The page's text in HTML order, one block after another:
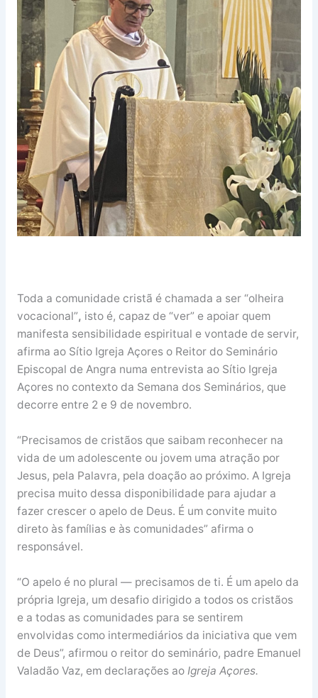
Toda a comunidade cristã é chamada a ser “olheira
vocacional”, isto é, capaz de “ver” e apoiar quem
manifesta sensibilidade espiritual e vontade de servir,
afirma ao Sítio Igreja Açores o Reitor do Seminário
Episcopal de Angra numa entrevista ao Sítio Igreja
Açores no contexto da Semana dos Seminários, que
decorre entre 2 e 9 de novembro.
“Precisamos de cristãos que saibam reconhecer na
vida de um adolescente ou jovem uma atração por
Jesus, pela Palavra, pela doação ao próximo. A Igreja
precisa muito dessa disponibilidade para ajudar a
fazer crescer o apelo de Deus. É um convite muito
direto às famílias e às comunidades” afirma o
responsável.
“O apelo é no plural — precisamos de ti. É um apelo da
própria Igreja, um desafio dirigido a todos os cristãos
e a todas as comunidades para se sentirem
envolvidas como intermediários da iniciativa que vem
de Deus”, afirmou o reitor do seminário, padre Emanuel
Valadão Vaz, em declarações ao Igreja Açores.